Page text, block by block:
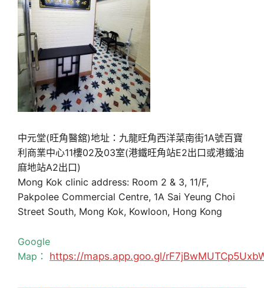
中元堂(旺角醫舘)地址：九龍旺角西洋菜南街1A號百寶
利商業中心11樓02及03室(港鐵旺角站E2出口或港鐵油
麻地站A2出口)
Mong Kok clinic address: Room 2 & 3, 11/F,
Pakpolee Commercial Centre, 1A Sai Yeung Choi
Street South, Mong Kok, Kowloon, Hong Kong
Google
Map： https://maps.app.goo.gl/